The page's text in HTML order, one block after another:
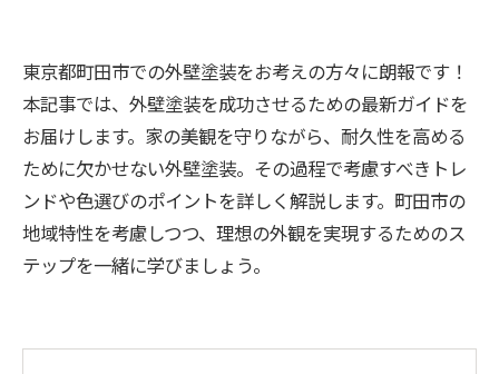
東京都町田市での外壁塗装をお考えの方々に朗報です！
本記事では、外壁塗装を成功させるための最新ガイドを
お届けします。家の美観を守りながら、耐久性を高める
ために欠かせない外壁塗装。その過程で考慮すべきトレ
ンドや色選びのポイントを詳しく解説します。町田市の
地域特性を考慮しつつ、理想の外観を実現するためのス
テップを一緒に学びましょう。